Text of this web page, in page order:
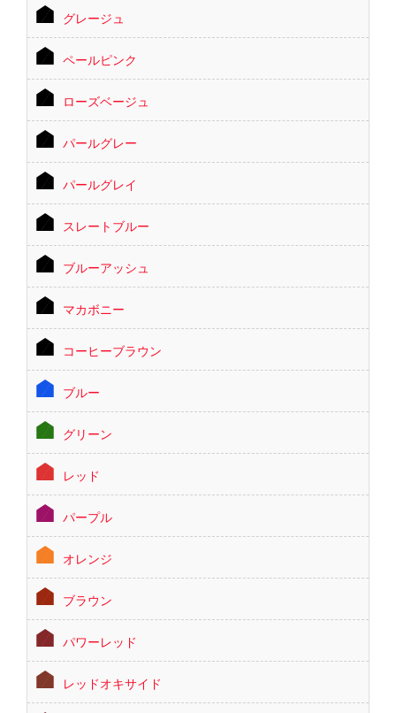
グレージュ
ペールピンク
ローズベージュ
パールグレー
パールグレイ
スレートブルー
ブルーアッシュ
マカボニー
コーヒーブラウン
ブルー
グリーン
レッド
パープル
オレンジ
ブラウン
パワーレッド
レッドオキサイド